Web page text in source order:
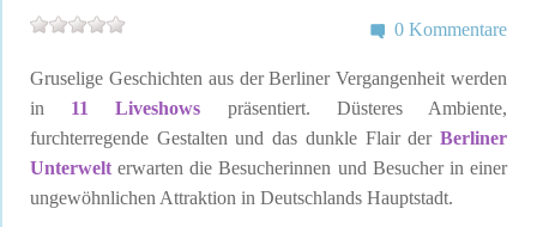
0 Kommentare
Gruselige Geschichten aus der Berliner Vergangenheit werden
in 11 Liveshows präsentiert. Düsteres Ambiente,
furchterregende Gestalten und das dunkle Flair der Berliner
Unterwelt erwarten die Besucherinnen und Besucher in einer
ungewöhnlichen Attraktion in Deutschlands Hauptstadt.